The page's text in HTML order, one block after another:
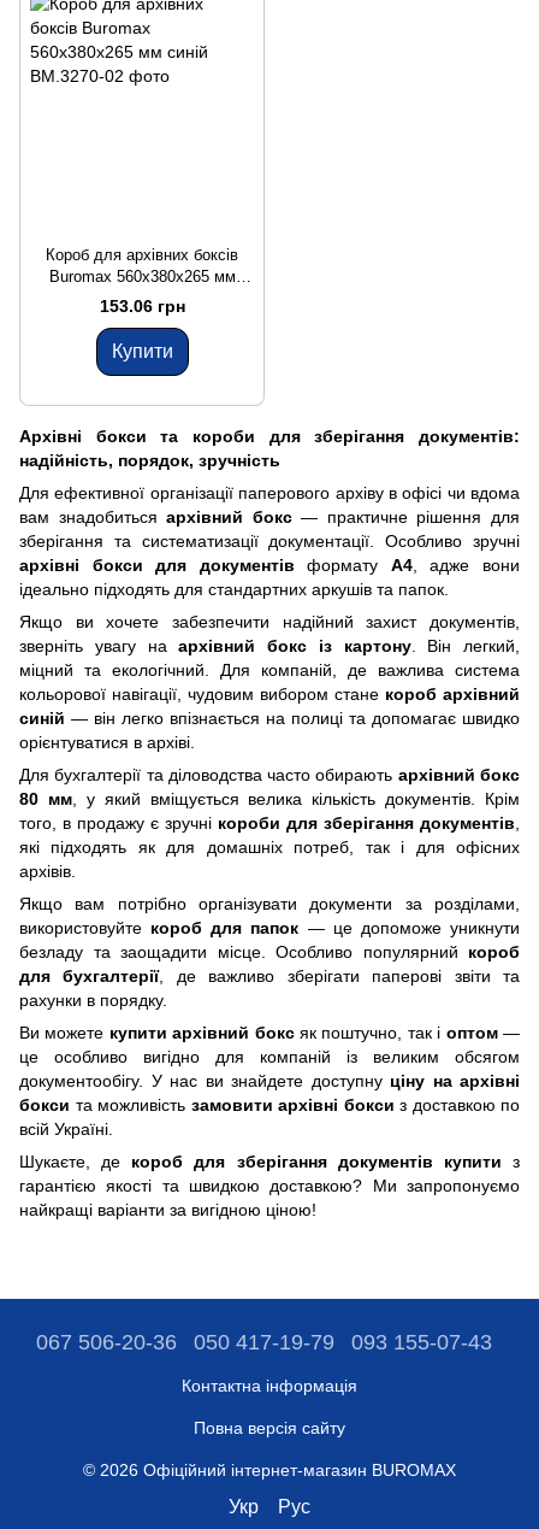
Короб для архівних боксів
Buromax 560х380х265 мм
синій
153.06 грн
Купити
Архівні бокси та короби для зберігання документів:
надійність, порядок, зручність
Для ефективної організації паперового архіву в офісі чи вдома
вам знадобитьсяархівний бокс— практичне рішення для
зберігання та систематизації документації. Особливо зручні
архівні бокси для документів формату А4, адже вони
ідеально підходять для стандартних аркушів та папок.
Якщо ви хочете забезпечити надійний захист документів,
зверніть увагу наархівний бокс із картону. Він легкий,
міцний та екологічний. Для компаній, де важлива система
кольорової навігації, чудовим вибором стане короб архівний
синій — він легко впізнається на полиці та допомагає швидко
орієнтуватися в архіві.
Для бухгалтерії та діловодства часто обирають архівний бокс
80 мм, у який вміщується велика кількість документів. Крім
того, в продажу є зручні короби для зберігання документів
які підходять як для домашніх потреб, так і для офісних
архівів.
Якщо вам потрібно організувати документи за розділами,
використовуйте короб для папок — це допоможе уникнути
безладу та заощадити місце. Особливо популярний короб
для бухгалтерії, де важливо зберігати паперові звіти та
рахунки в порядку.
Ви можете купити архівний боксяк поштучно, так і оптом—
це особливо вигідно для компаній із великим обсягом
документообігу. У нас ви знайдете доступну ціну на архівні
бокси та можливість замовити архівні бокси з доставкою по
всій Україні.
Шукаєте, де короб для зберігання документів купити з
гарантією якості та швидкою доставкою? Ми запропонуємо
найкращі варіанти за вигідною ціною!
067 506-20-36 050 417-19-79 093 155-07-43
Контактна інформація
Повна версія сайту
© 2026 Офіційний інтернет-магазин BUROMAX
Укр Рус